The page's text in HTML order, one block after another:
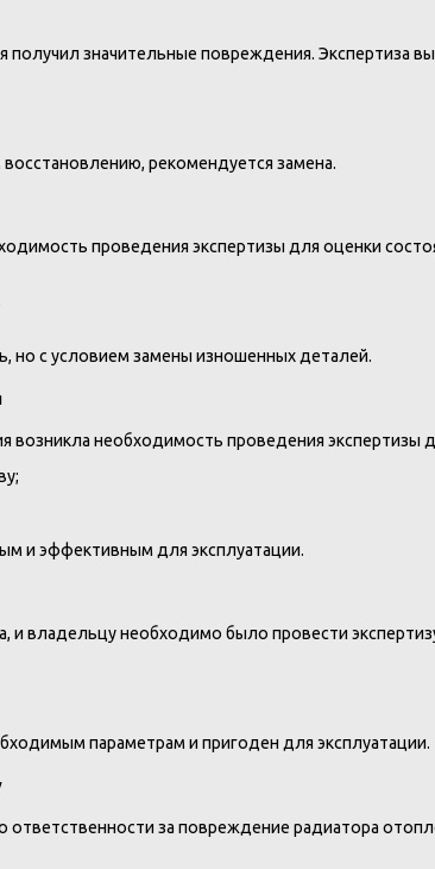
получил значительные повреждения. Экспертиза
рекомендуется замена.
проведения экспертизы для оценки
но с условием замены изношенных деталей.
необходимость проведения экспертизы
и эффективным для эксплуатации.
владельцу необходимо было провести
параметрам и пригоден для эксплуатации.
за повреждение радиатора